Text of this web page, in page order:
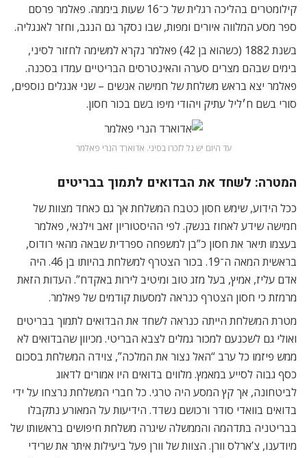
קילומטרים בהליכה רגלית של כ־16 שעות ביממה. פאלמר פרסם
ספר מסע המלווה איורים ומפות, שבו נסקר גם הנגב, וחזר לאנגליה.
בשנת 1882 (כשהוא בן 42) פאלמר נקרא למשימה לחזור לסיני,
בימים שבהם מצרים סערה והאינטרסים הבריטיים עמדו בסכנה.
פאלמר יצא בראש משלחת של חמישה אנשים – שני אנגלים נוספים,
סורי בשם ח׳ליל עתיק ויהודי מיפו בשם בכור חסון.
עד היום יש גל לזכרו בסיני. אדוארד הנרי פאלמר
המטרה: לשחד את הבדואים לתמוך בבריטים
ככל הידוע, שימש חסון כטבח המשלחת אך גם כאחד מצוות של
חמישה שידע לאחוז בנשק. לפי ההיסטוריון זאב וילנאי, פאלמר
בעצמו תיאר את חסון כ”בן למשפחה ספרדית שבאה מהאי רודוס,
בראשית המאה ה־19. בכור הצטרף למשלחת בהיותו בן 46. היה
אדם עליז, אמיץ, בעל מזג טוב ומיטיב לירות באקדח”. העדות הזאת
מרמזת כי חסון הצטרף כנראה למסעות קודמים של פאלמר.
מטרת המשלחת הייתה כנראה לשחד את הבדואים לתמוך בבריטים
ואולי גם לשכנעם למכור גמלים לצבא הבריטי. מכיוון שהבדואים לא
ממש פיזמו כל ערב “האל נצור את המלכה”, צוידה המשלחת בסכום
כסף גבוה לסייע במאמץ. מלווים בדואים היו אמורים לדאוג
לביטחונה, אך קץ המסע היה טרגי. כל חברי המשלחת נרצחו על ידי
בדואים בוואדי סודר ורכושם נשדד. הידיעות על המאורע נתקבלו
בבריטניה בתדהמה והממשלה שיגרה משלחת חיפושים בראשותו של
מיודענו, צ’ארלס וורן. הצוות של וורן פעל ביעילות איתר את שרידי